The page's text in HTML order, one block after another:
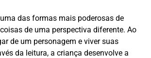
das formas mais poderosas de
de uma perspectiva diferente. Ao
de um personagem e viver suas
da leitura, a criança desenvolve a